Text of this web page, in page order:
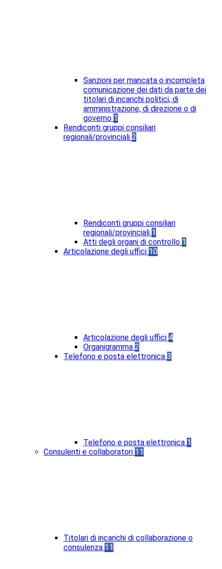
Sanzioni per mancata o incompleta
comunicazione dei dati da parte dei
titolari di incarichi politici, di
amministrazione, di direzione o di
governo 1
Rendiconti gruppi consiliari
regionali/provinciali 2
Rendiconti gruppi consiliari
regionali/provinciali 1
Atti degli organi di controllo 1
Articolazione degli uffici 10
Articolazione degli uffici 4
Organigramma 2
Telefono e posta elettronica 3
Telefono e posta elettronica 1
Consulenti e collaboratori 11
Titolari di incarichi di collaborazione o
consulenza 11